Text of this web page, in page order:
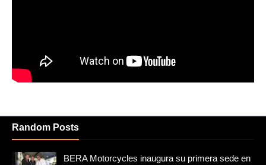
Random Posts
BERA Motorcycles inaugura su primera sede en